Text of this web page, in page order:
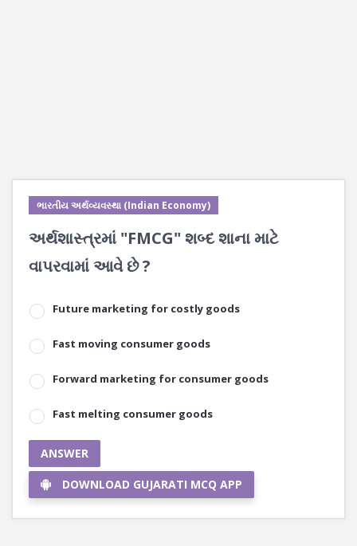
ભારતીય અર્થવ્યવસ્થા (Indian Economy)
અર્થશાસ્ત્રમાં "FMCG" શબ્દ શાના માટે
વાપરવામાં આવે છે ?
Future marketing for costly goods
Fast moving consumer goods
Forward marketing for consumer goods
Fast melting consumer goods
ANSWER
DOWNLOAD GUJARATI MCQ APP